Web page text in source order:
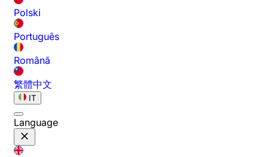
Polski
Português
Română
繁體中文
IT
Language